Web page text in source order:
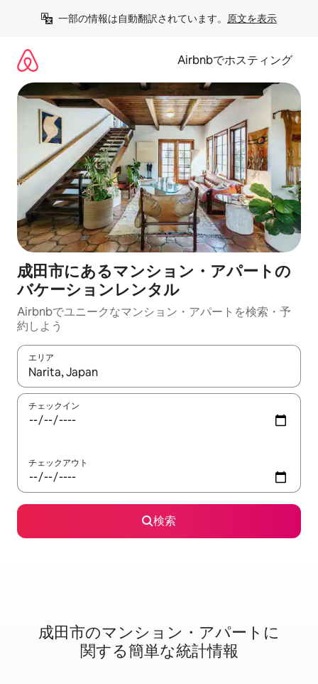
一部の情報は自動翻訳されています。 原文を表示
Airbnbでホスティング
成田市にあるマンション・アパートの
バケーションレンタル
Airbnbでユニークなマンション・アパートを検索・予
約しよう
エリア
検索結果が表示されたら、上下の矢印キーを使って移動するか
チェックイン
チェックアウト
検索
成田市のマ⁠ン⁠シ⁠ョ⁠ン・ア⁠パ⁠ー⁠ト⁠に
関⁠す⁠る簡⁠単⁠な統⁠計⁠情⁠報